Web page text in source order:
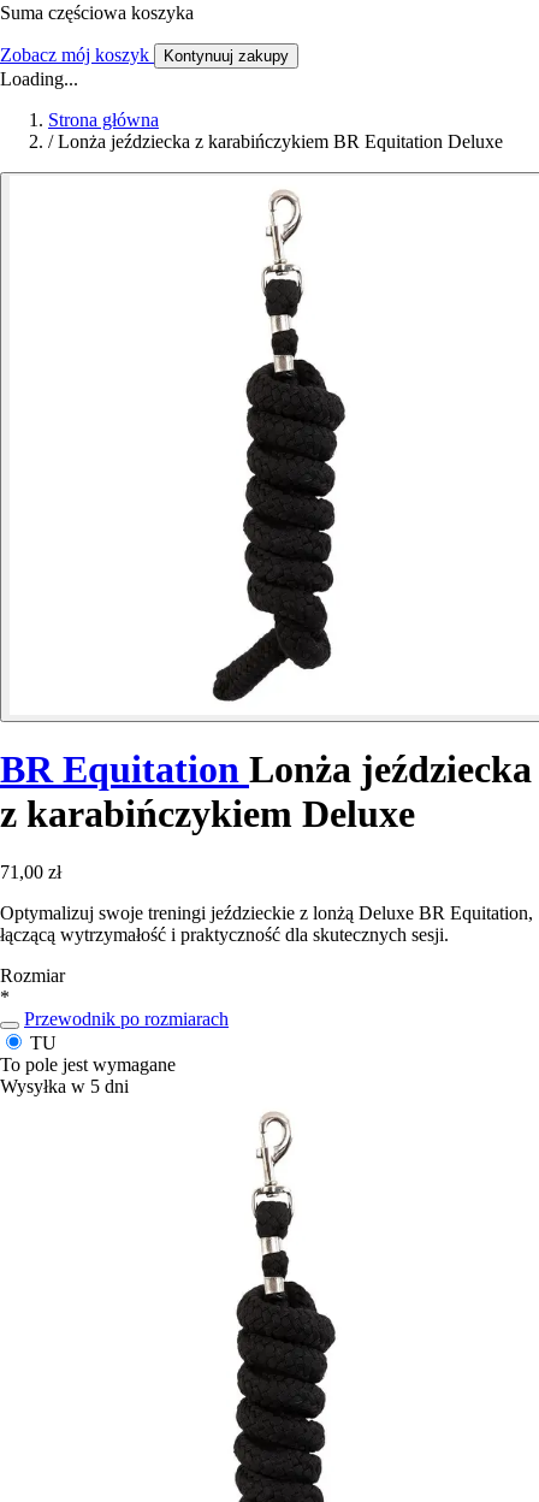
Suma częściowa koszyka
Zobacz mój koszyk Kontynuuj zakupy
Loading...
Strona główna
/ Lonża jeździecka z karabińczykiem BR Equitation Deluxe
BR Equitation Lonża jeździecka
z karabińczykiem Deluxe
71,00 zł
Optymalizuj swoje treningi jeździeckie z lonżą Deluxe BR Equitation,
łączącą wytrzymałość i praktyczność dla skutecznych sesji.
Rozmiar
*
Przewodnik po rozmiarach
TU
To pole jest wymagane
Wysyłka w 5 dni